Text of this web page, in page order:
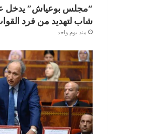
“مجلس بوعياش”
شاب لتهديد من فرد
منذ يوم واحد